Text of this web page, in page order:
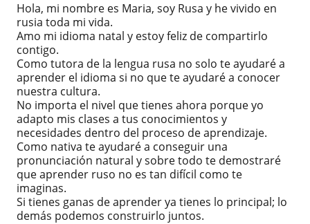
Hola, mi nombre es Maria, soy Rusa y he vivido en
rusia toda mi vida.
Amo mi idioma natal y estoy feliz de compartirlo
contigo.
Como tutora de la lengua rusa no solo te ayudaré a
aprender el idioma si no que te ayudaré a conocer
nuestra cultura.
No importa el nivel que tienes ahora porque yo
adapto mis clases a tus conocimientos y
necesidades dentro del proceso de aprendizaje.
Como nativa te ayudaré a conseguir una
pronunciación natural y sobre todo te demostraré
que aprender ruso no es tan difícil como te
imaginas.
Si tienes ganas de aprender ya tienes lo principal; lo
demás podemos construirlo juntos.